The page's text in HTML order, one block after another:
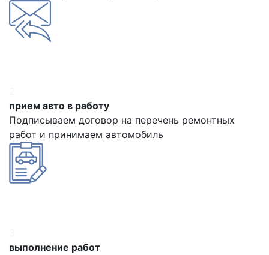
прием авто в работу
Подписываем договор на перечень ремонтных
работ и принимаем автомобиль
выполнение работ